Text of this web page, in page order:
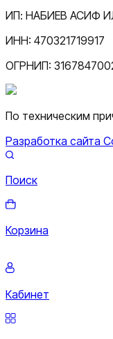
ИП: НАБИЕВ АСИФ
ИНН: 470321719917
ОГРНИП:
По техническим
Разработка сайта
Поиск
Корзина
Кабинет